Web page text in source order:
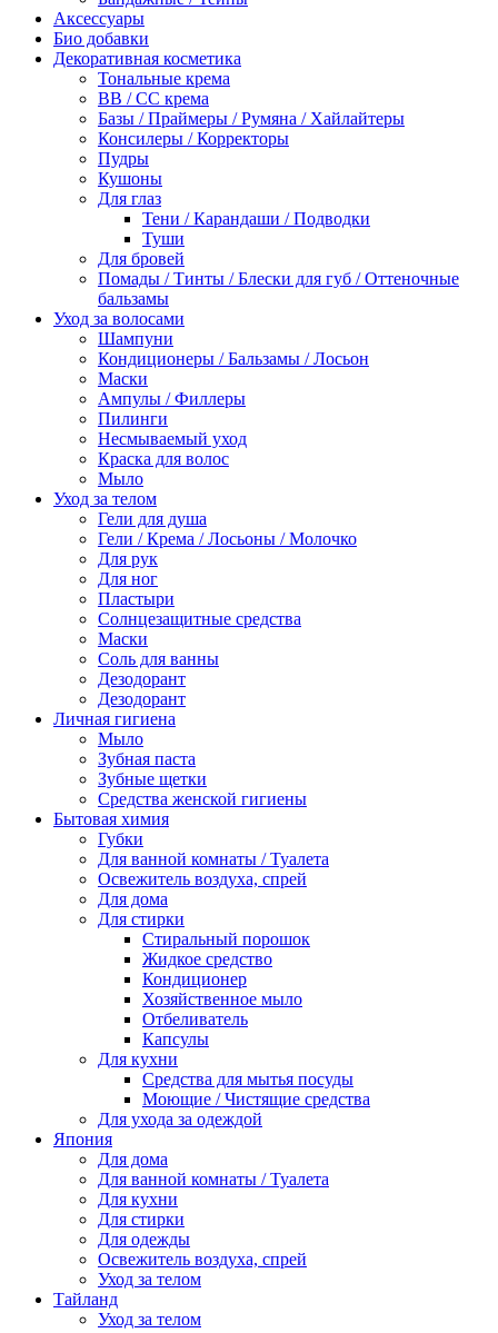
Аксессуары
Био добавки
Декоративная косметика
Тональные крема
BB / СС крема
Базы / Праймеры / Румяна / Хайлайтеры
Консилеры / Корректоры
Пудры
Кушоны
Для глаз
Тени / Карандаши / Подводки
Туши
Для бровей
Помады / Тинты / Блески для губ / Оттеночные
бальзамы
Уход за волосами
Шампуни
Кондиционеры / Бальзамы / Лосьон
Маски
Ампулы / Филлеры
Пилинги
Несмываемый уход
Краска для волос
Мыло
Уход за телом
Гели для душа
Гели / Крема / Лосьоны / Молочко
Для рук
Для ног
Пластыри
Солнцезащитные средства
Маски
Соль для ванны
Дезодорант
Дезодорант
Личная гигиена
Мыло
Зубная паста
Зубные щетки
Средства женской гигиены
Бытовая химия
Губки
Для ванной комнаты / Туалета
Освежитель воздуха, спрей
Для дома
Для стирки
Стиральный порошок
Жидкое средство
Кондиционер
Хозяйственное мыло
Отбеливатель
Капсулы
Для кухни
Средства для мытья посуды
Моющие / Чистящие средства
Для ухода за одеждой
Япония
Для дома
Для ванной комнаты / Туалета
Для кухни
Для стирки
Для одежды
Освежитель воздуха, спрей
Уход за телом
Тайланд
Уход за телом